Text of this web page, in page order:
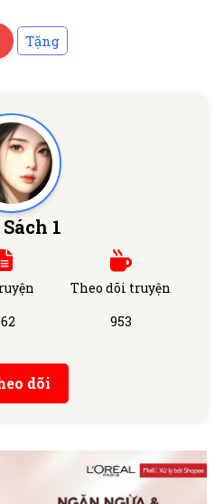
Tặng
1
Theo dõi truyện
953
dõi